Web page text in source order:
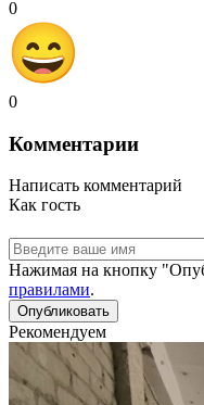
0
0
Комментарии
Написать комментарий
Как гость
Нажимая на кнопку
правилами.
Рекомендуем